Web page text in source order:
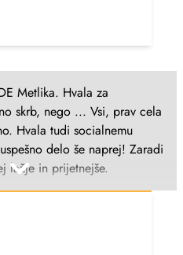
pa je pohvalila kuhinjo, saj
negovalk na terenu, ki so
domu pred prihodom k vam
za našo tamo do
za srčnost sester, ki so bile
delo in naj tako tudi
15.1.2024
Metlika. Hvala za
skrb, nego ... Vsi, prav cela
Hvala tudi socialnemu
delo še naprej! Zaradi
lažje in prijetnejše.